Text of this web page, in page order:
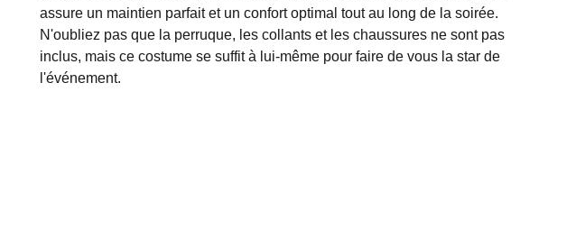
assure un maintien parfait et un confort optimal tout au long de la soirée.
N'oubliez pas que la perruque, les collants et les chaussures ne sont pas
inclus, mais ce costume se suffit à lui-même pour faire de vous la star de
l'événement.